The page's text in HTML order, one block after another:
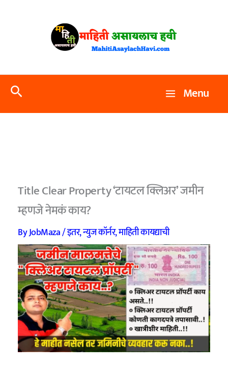
Search Menu
Title Clear Property ‘टायटल क्लिअर’ जमीन
म्हणजे नेमकं काय?
ByJobMaza/इतर,न्युज कॉर्नर,माहिती कायद्याची